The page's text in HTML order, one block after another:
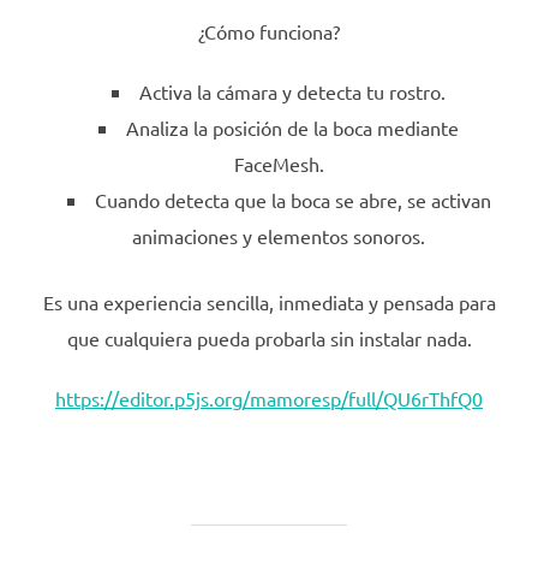
¿Cómo funciona?
Activa la cámara y detecta tu rostro.
Analiza la posición de la boca mediante
FaceMesh.
Cuando detecta que la boca se abre, se activan
animaciones y elementos sonoros.
Es una experiencia sencilla, inmediata y pensada para
que cualquiera pueda probarla sin instalar nada.
https://editor.p5js.org/mamoresp/full/QU6rThfQ0